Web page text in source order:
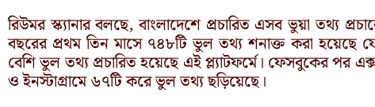
রিউমর স্ক্যানার বলছে, বাংলাদেশে প্রচারিত এসব ভুয়া তথ্য
বছরের প্রথম তিন মাসে ৭৪৮টি ভুল তথ্য শনাক্ত করা হয়েছে
বেশি ভুল তথ্য প্রচারিত হয়েছে এই প্ল্যাটফর্মে। ফেসবুকের পর
ও ইনস্টাগ্রামে ৬৭টি করে ভুল তথ্য ছড়িয়েছে।